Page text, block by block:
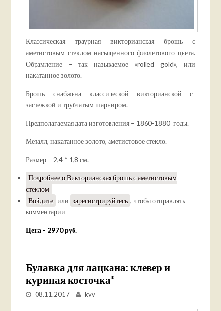
Классическая траурная викторианская брошь с
аметистовым стеклом насыщенного фиолетового цвета.
Обрамление – так называемое «rolled gold», или
накатанное золото.
Брошь снабжена классической викторианской с-
застежкой и трубчатым шарниром.
Предполагаемая дата изготовления – 1860-1880 годы.
Металл, накатанное золото, аметистовое стекло.
Размер – 2,4 * 1,8 см.
Подробнеео Викторианская брошь с аметистовым
стеклом
Войдите или зарегистрируйтесь , чтобы отправлять
комментарии
Цена - 2970 руб.
Булавка для лацкана: клевер и
куриная косточка*
08.11.2017 kvv